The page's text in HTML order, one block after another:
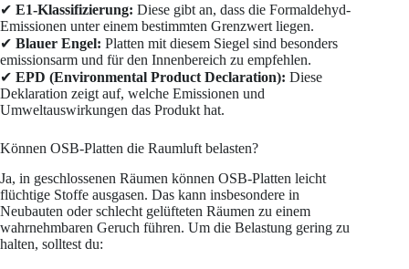
✔ E1-Klassifizierung: Diese gibt an, dass die Formaldehyd-
Emissionen unter einem bestimmten Grenzwert liegen.
✔ Blauer Engel: Platten mit diesem Siegel sind besonders
emissionsarm und für den Innenbereich zu empfehlen.
✔ EPD (Environmental Product Declaration): Diese
Deklaration zeigt auf, welche Emissionen und
Umweltauswirkungen das Produkt hat.
Können OSB-Platten die Raumluft belasten?
Ja, in geschlossenen Räumen können OSB-Platten leicht
flüchtige Stoffe ausgasen. Das kann insbesondere in
Neubauten oder schlecht gelüfteten Räumen zu einem
wahrnehmbaren Geruch führen. Um die Belastung gering zu
halten, solltest du: